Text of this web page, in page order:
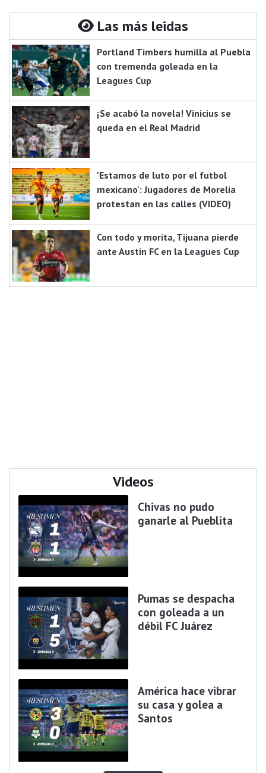
Las más leidas
Portland Timbers humilla al Puebla
con tremenda goleada en la
Leagues Cup
¡Se acabó la novela! Vinicius se
queda en el Real Madrid
'Estamos de luto por el futbol
mexicano': Jugadores de Morelia
protestan en las calles (VIDEO)
Con todo y morita, Tijuana pierde
ante Austin FC en la Leagues Cup
Videos
Chivas no pudo
ganarle al Pueblita
Pumas se despacha
con goleada a un
débil FC Juárez
América hace vibrar
su casa y golea a
Santos